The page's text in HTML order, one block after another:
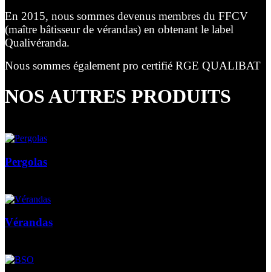
En 2015, nous sommes devenus membres du FFCV
(maître bâtisseur de vérandas) en obtenant le label
Qualivéranda.
Nous sommes également pro certifié RGE QUALIBAT
NOS AUTRES PRODUITS
Pergolas
Vérandas